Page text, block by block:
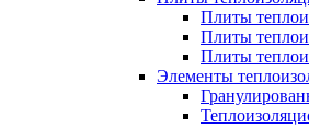
Плиты
Плиты
Плиты
Элементы